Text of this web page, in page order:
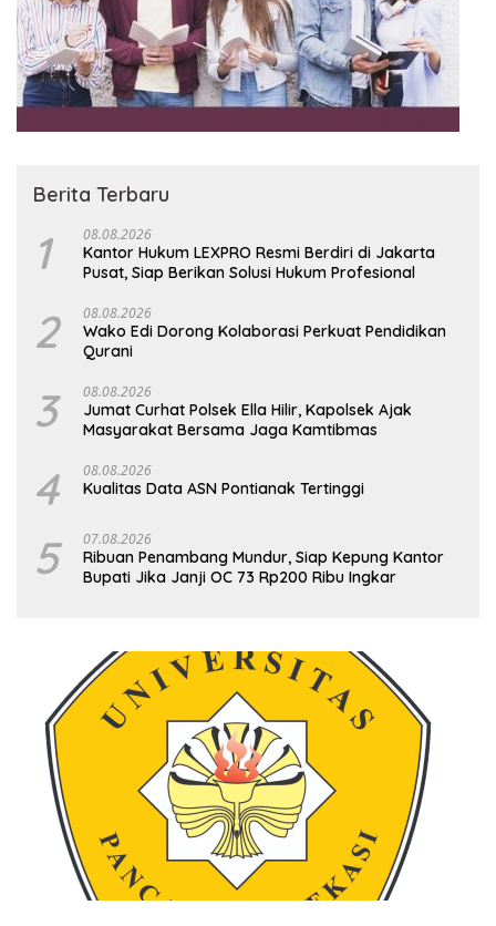
Berita Terbaru
1 08.08.2026
Kantor Hukum LEXPRO Resmi Berdiri di Jakarta
Pusat, Siap Berikan Solusi Hukum Profesional
2 08.08.2026
Wako Edi Dorong Kolaborasi Perkuat Pendidikan
Qurani
3 08.08.2026
Jumat Curhat Polsek Ella Hilir, Kapolsek Ajak
Masyarakat Bersama Jaga Kamtibmas
4 08.08.2026
Kualitas Data ASN Pontianak Tertinggi
5 07.08.2026
Ribuan Penambang Mundur, Siap Kepung Kantor
Bupati Jika Janji OC 73 Rp200 Ribu Ingkar